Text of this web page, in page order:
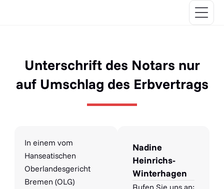
Unterschrift des Notars nur
auf Umschlag des Erbvertrags
In einem vom
Hanseatischen
Oberlandesgericht
Bremen (OLG)
Nadine
Heinrichs-
Winterhagen
Rufen Sie uns an: